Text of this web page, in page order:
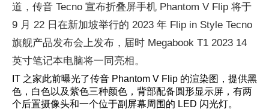
道，传音 Tecno 宣布折叠屏手机 Phantom V Flip 将于
9 月 22 日在新加坡举行的 2023 年 Flip in Style Tecno
旗舰产品发布会上发布，届时 Megabook T1 2023 14
英寸笔记本电脑将一同亮相。
IT 之家此前曝光了传音 Phantom V Flip 的渲染图，提供黑
色，白色以及紫色三种颜色，背部配备圆形显示屏，有两
个后置摄像头和一个位于副屏幕周围的 LED 闪光灯。